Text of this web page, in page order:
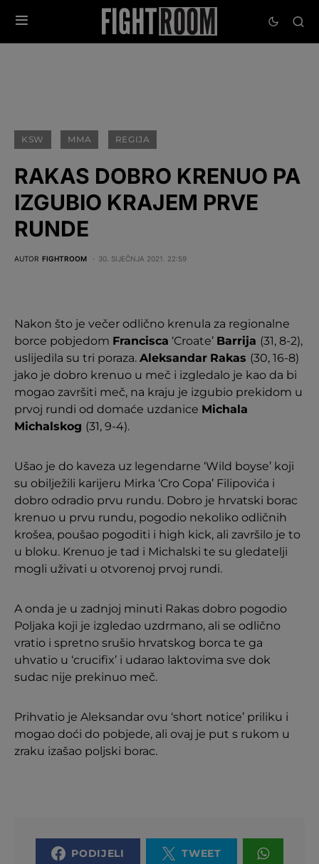
KSW MMA REGIJA
RAKAS DOBRO KRENUO PA
IZGUBIO KRAJEM PRVE
RUNDE
AUTOR FIGHTROOM 30. SIJEČNJA 2021. 22:59
Nakon što je večer odlično krenula za regionalne
borce pobjedom Francisca ‘Croate’ Barrija (31, 8-2),
uslijedila su tri poraza. Aleksandar Rakas (30, 16-8)
jako je dobro krenuo u meč i izgledalo je kao da bi
mogao završiti meč, na kraju je izgubio prekidom u
prvoj rundi od domaće uzdanice Michala
Michalskog (31, 9-4).
Ušao je do kaveza uz legendarne ‘Wild boyse’ koji
su obilježili karijeru Mirka ‘Cro Copa’ Filipovića i
dobro odradio prvu rundu. Dobro je hrvatski borac
krenuo u prvu rundu, pogodio nekoliko odličnih
krošea, poušao pogoditi i high kick, ali završilo je to
u bloku. Krenuo je tad i Michalski te su gledatelji
mogli uživati u otvorenoj prvoj rundi.
A onda je u zadnjoj minuti Rakas dobro pogodio
Poljaka koji je izgledao uzdrmano, ali se odlično
vratio i spretno srušio hrvatskog borca te ga
uhvatio u ‘crucifix’ i udarao laktovima sve dok
sudac nije prekinuo meč.
Prihvatio je Aleksandar ovu ‘short notice’ priliku i
mogao doći do pobjede, ali ovaj je put s rukom u
zraku izašao poljski borac.
PODIJELI TWEET